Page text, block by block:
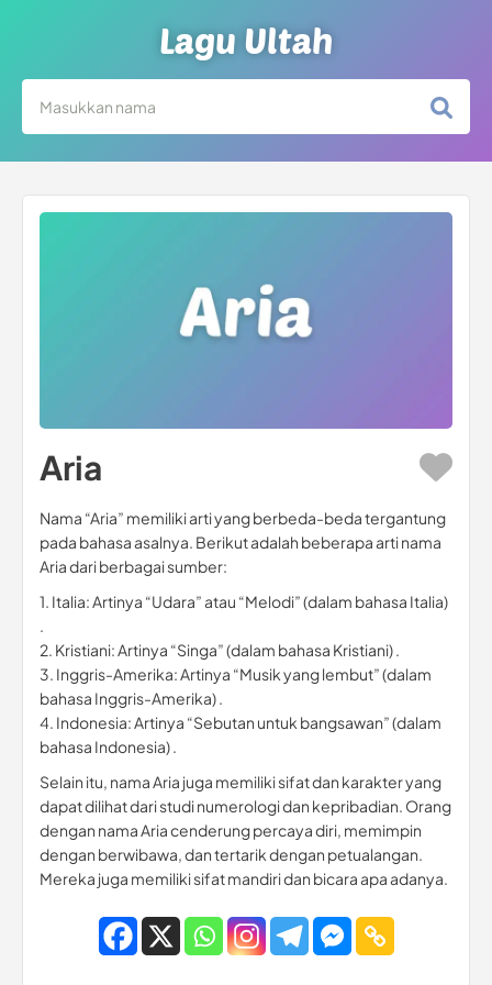
Lagu Ultah
Aria
Nama “Aria” memiliki arti yang berbeda-beda tergantung
pada bahasa asalnya. Berikut adalah beberapa arti nama
Aria dari berbagai sumber:
1. Italia: Artinya “Udara” atau “Melodi” (dalam bahasa Italia)
.
2. Kristiani: Artinya “Singa” (dalam bahasa Kristiani) .
3. Inggris-Amerika: Artinya “Musik yang lembut” (dalam
bahasa Inggris-Amerika) .
4. Indonesia: Artinya “Sebutan untuk bangsawan” (dalam
bahasa Indonesia) .
Selain itu, nama Aria juga memiliki sifat dan karakter yang
dapat dilihat dari studi numerologi dan kepribadian. Orang
dengan nama Aria cenderung percaya diri, memimpin
dengan berwibawa, dan tertarik dengan petualangan.
Mereka juga memiliki sifat mandiri dan bicara apa adanya.